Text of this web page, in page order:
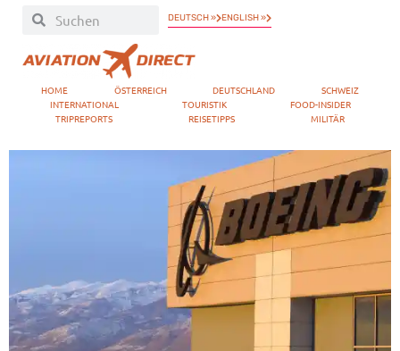
DEUTSCH » ENGLISH »
HOME ÖSTERREICH DEUTSCHLAND
SCHWEIZ
INTERNATIONAL
TOURISTIK
FOOD-INSIDER
TRIPREPORTS
REISETIPPS MILITÄR